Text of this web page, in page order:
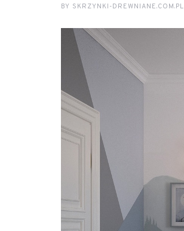
BY SKRZYNKI-DREWNIANE.COM.PL